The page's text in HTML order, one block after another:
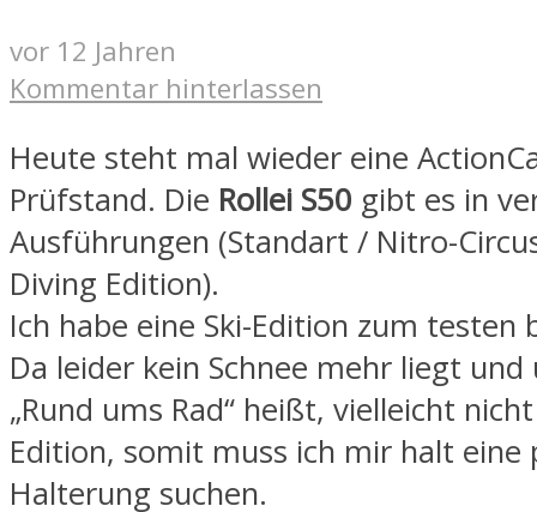
vor 12 Jahren
Kommentar hinterlassen
Heute steht mal wieder eine
Prüfstand. Die Rollei S50 gibt es in
Ausführungen (Standart / Nitro-
Diving Edition).
Ich habe eine Ski-Edition zum testen
Da leider kein Schnee mehr liegt und
„Rund ums Rad“ heißt, vielleicht
Edition, somit muss ich mir halt eine
Halterung suchen.